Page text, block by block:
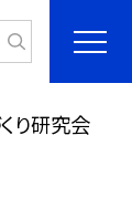
り研究会